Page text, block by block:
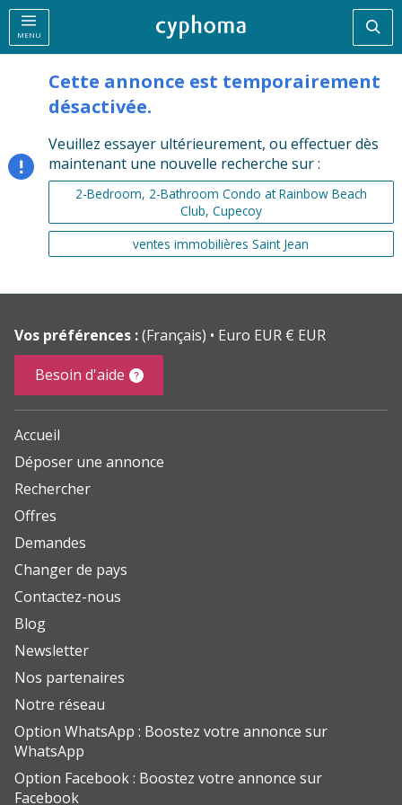
MENU
Cette annonce est temporairement
désactivée.
Veuillez essayer ultérieurement, ou effectuer dès
maintenant une nouvelle recherche sur :
2-Bedroom, 2-Bathroom Condo at Rainbow Beach
Club, Cupecoy
ventes immobilières Saint Jean
Vos préférences :(Français)
Euro EUR € EUR
Besoin d'aide
Accueil
Déposer une annonce
Rechercher
Offres
Demandes
Changer de pays
Contactez-nous
Blog
Newsletter
Nos partenaires
Notre réseau
Option WhatsApp : Boostez votre annonce sur
WhatsApp
Option Facebook : Boostez votre annonce sur
Facebook